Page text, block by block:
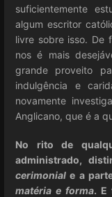
suficientemente
algum escritor
livre sobre isso. De
nos é mais
grande proveito
indulgência e
novamente
Anglicano, que é a
No rito de
administrado,
cerimonial e a
matéria e forma. E